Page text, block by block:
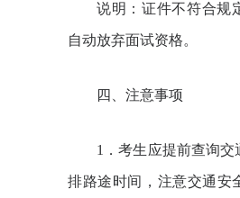
说明：证件不符合规
自动放弃面试资格。
四、注意事项
1 ．考生应提前查询
排路途时间，注意交通安